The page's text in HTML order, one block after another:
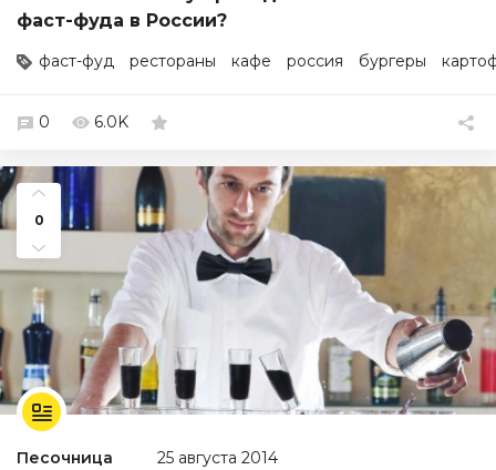
фаст-фуда в России?
фаст-фуд рестораны кафе россия бургеры
0 6.0K
0
Песочница 25 августа 2014